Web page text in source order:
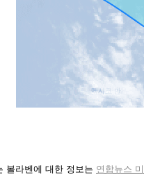
볼라벤에 대한 정보는 연합뉴스